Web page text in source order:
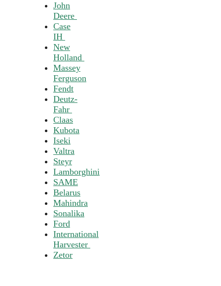
John
Deere
Case
IH
New
Holland
Massey
Ferguson
Fendt
Deutz-
Fahr
Claas
Kubota
Iseki
Valtra
Steyr
Lamborghini
SAME
Belarus
Mahindra
Sonalika
Ford
International
Harvester
Zetor